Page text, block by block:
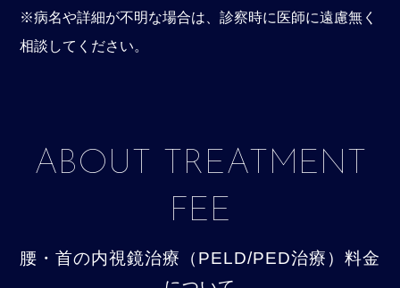
※病名や詳細が不明な場合は、診察時に医師に遠慮無く
相談してください。
ABOUT TREATMENT
FEE
腰・首の内視鏡治療（PELD/PED治療）料金